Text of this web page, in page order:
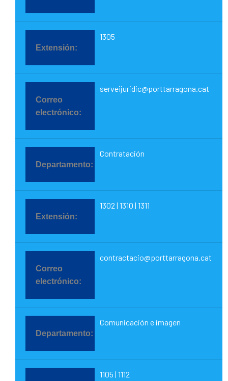
1305
serveijuridic@porttarragona.cat
Contratación
1302 | 1310 | 1311
contractacio@porttarragona.cat
Comunicación e imagen
1105 | 1112